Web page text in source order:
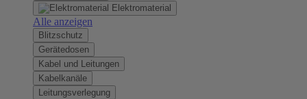
Elektromaterial
Alle anzeigen
Blitzschutz
Gerätedosen
Kabel und Leitungen
Kabelkanäle
Leitungsverlegung